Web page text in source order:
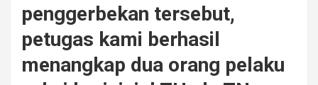
penggerbekan tersebut,
petugas kami berhasil
menangkap dua orang pelaku